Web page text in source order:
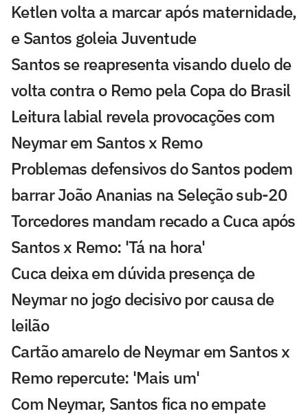
Ketlen volta a marcar após maternidade,
e Santos goleia Juventude
Santos se reapresenta visando duelo de
volta contra o Remo pela Copa do Brasil
Leitura labial revela provocações com
Neymar em Santos x Remo
Problemas defensivos do Santos podem
barrar João Ananias na Seleção sub-20
Torcedores mandam recado a Cuca após
Santos x Remo: 'Tá na hora'
Cuca deixa em dúvida presença de
Neymar no jogo decisivo por causa de
leilão
Cartão amarelo de Neymar em Santos x
Remo repercute: 'Mais um'
Com Neymar, Santos fica no empate